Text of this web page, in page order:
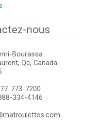
nous
Bourassa
Qc, Canada
773-7200
334-4146